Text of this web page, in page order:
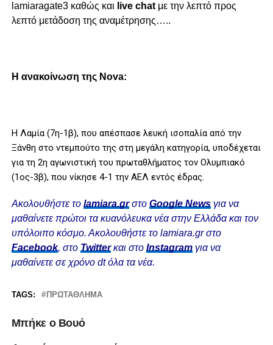
lamiaragate3 καθώς και live chatμε την λεπτό προς
λεπτό μετάδοση της αναμέτρησης…..
Η ανακοίνωση της Nova:
Η Λαμία (7η-1β), που απέσπασε λευκή ισοπαλία από την
Ξάνθη στο ντεμπούτο της στη μεγάλη κατηγορία, υποδέχεται
για τη 2η αγωνιστική του πρωταθλήματος τον Ολυμπιακό
(1ος-3β), που νίκησε 4-1 την ΑΕΛ εντός έδρας.
Ακολουθήστε το lamiara.grστο Google Newsγια να
μαθαίνετε πρώτοι τα κυανόλευκα νέα στην Ελλάδα και τον
υπόλοιπο κόσμο. Ακολουθήστε το lamiara.gr στο
Facebook, στο Twitterκαι στο Instagram για να
μαθαίνετε σε χρόνο dt όλα τα νέα.
TAGS: ΠΡΩΤΆΘΛΗΜΑ
Μπήκε ο Βουό